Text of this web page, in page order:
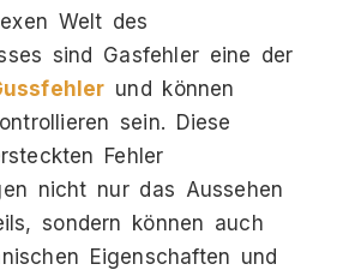
Welt des
sind Gasfehler eine der
und können
sein. Diese
Fehler
nicht nur das Aussehen
sondern können auch
Eigenschaften und